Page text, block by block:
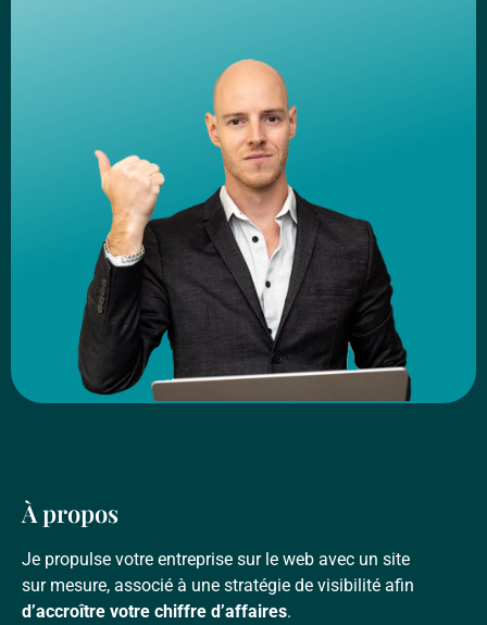
À propos
Je propulse votre entreprise sur le web avec un site
sur mesure, associé à une stratégie de visibilité afin
d’accroître votre chiffre d’affaires.